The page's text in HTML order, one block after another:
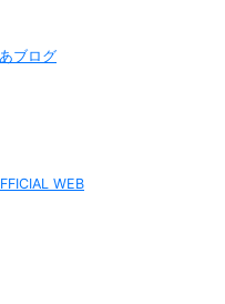
ブログ
WEB